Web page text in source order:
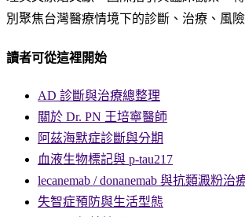
別聚焦台灣醫療情境下的診斷、治療、風
讀者可從這裡開始
AD 診斷與治療總整理
關於 Dr. PN 王培寧醫師
阿茲海默症診斷與分期
血液生物標記與 p-tau217
lecanemab / donanemab 與抗類澱粉治
失智症預防與生活型態